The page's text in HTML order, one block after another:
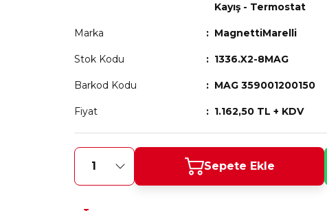
Kayış - Termostat
Marka MagnettiMarelli
Stok Kodu 1336.X2-8MAG
Barkod Kodu MAG 359001200150
Fiyat 1.162,50 TL + KDV
Sepete Ekle